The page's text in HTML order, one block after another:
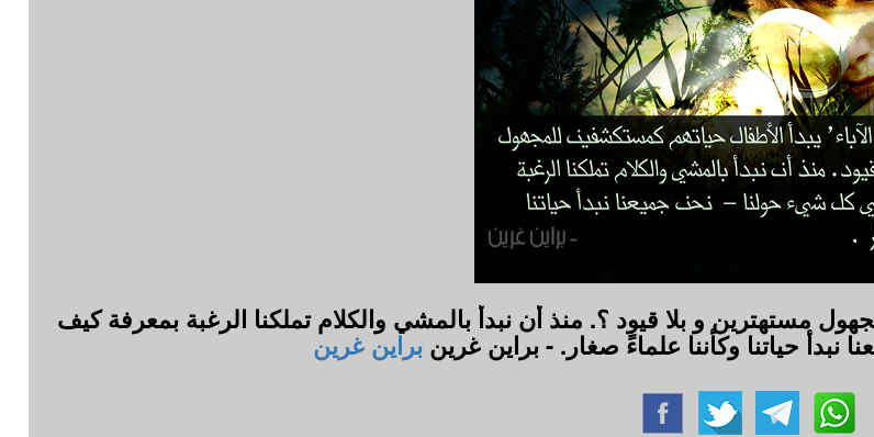
مستهترين و بلا قيود ؟. منذ أن نبدأ بالمشي والكلام تملكنا الرغبة بمعرفة كيف
حياتنا وكأننا علماءً صغار. - براين غرين براين غرين